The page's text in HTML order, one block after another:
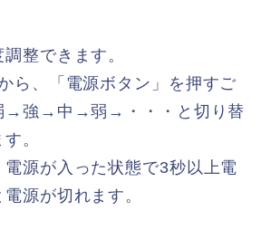
整できます。
ら、「電源ボタン」を押すご
→強→中→弱→・・・と切り替
。
源が入った状態で3秒以上電
源が切れます。